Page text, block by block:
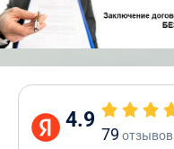
4.9
79 отзывов